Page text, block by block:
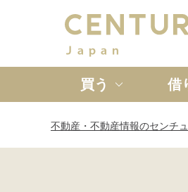
買う
新築一
借
不動産・不動産情報のセンチ